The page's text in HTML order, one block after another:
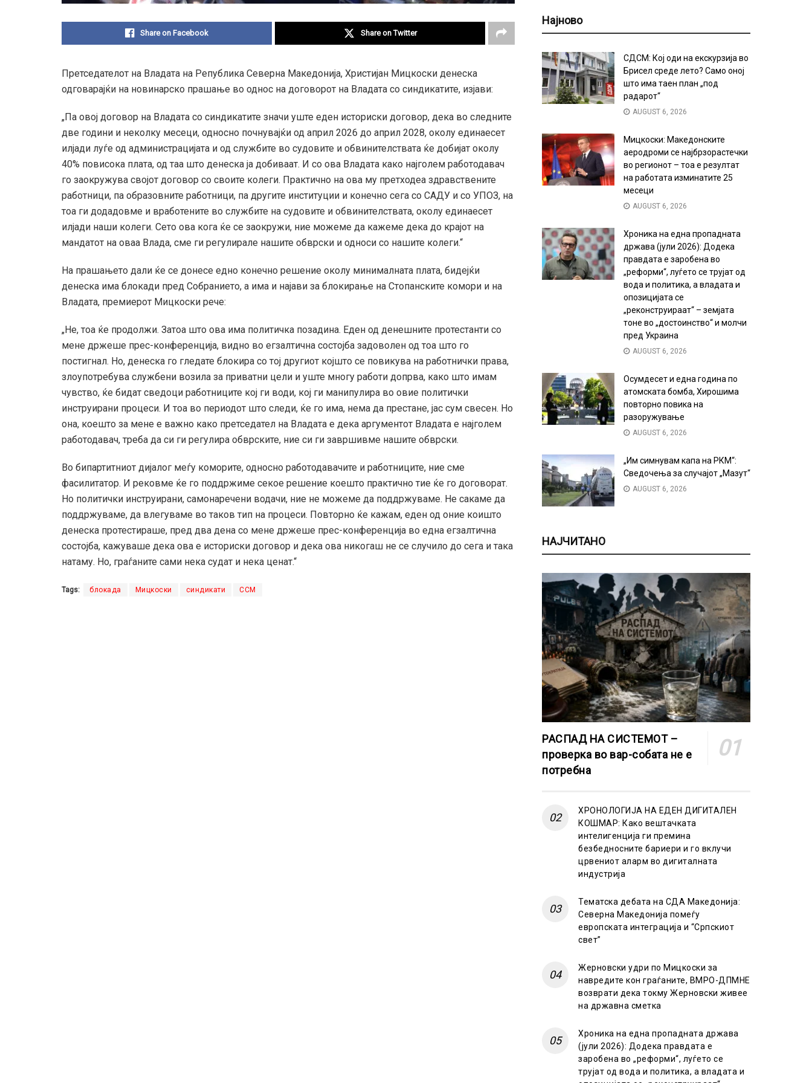
Share on Facebook Share on Twitter
Претседателот на Владата на Република Северна Македонија, Христијан Мицкоски денеска
одговарајќи на новинарско прашање во однос на договорот на Владата со синдикатите, изјави:
„Па овој договор на Владата со синдикатите значи уште еден историски договор, дека во следните
две години и неколку месеци, односно почнувајќи од април 2026 до април 2028, околу единаесет
илјади луѓе од администрацијата и од службите во судовите и обвинителствата ќе добијат околу
40% повисока плата, од таа што денеска ја добиваат. И со ова Владата како најголем работодавач
го заокружува својот договор со своите колеги. Практично на ова му претходеа здравствените
работници, па образовните работници, па другите институции и конечно сега со САДУ и со УПОЗ, на
тоа ги додадовме и вработените во службите на судовите и обвинителствата, околу единаесет
илјади наши колеги. Сето ова кога ќе се заокружи, ние можеме да кажеме дека до крајот на
мандатот на оваа Влада, сме ги регулирале нашите обврски и односи со нашите колеги.“
На прашањето дали ќе се донесе едно конечно решение околу минималната плата, бидејќи
денеска има блокади пред Собранието, а има и најави за блокирање на Стопанските комори и на
Владата, премиерот Мицкоски рече:
„Не, тоа ќе продолжи. Затоа што ова има политичка позадина. Еден од денешните протестанти со
мене држеше прес-конференција, видно во егзалтична состојба задоволен од тоа што го
постигнал. Но, денеска го гледате блокира со тој другиот којшто се повикува на работнички права,
злоупотребува службени возила за приватни цели и уште многу работи допрва, како што имам
чувство, ќе бидат сведоци работниците кој ги води, кој ги манипулира во овие политички
инструирани процеси. И тоа во периодот што следи, ќе го има, нема да престане, јас сум свесен. Но
она, коешто за мене е важно како претседател на Владата е дека аргументот Владата е најголем
работодавач, треба да си ги регулира обврските, ние си ги завршивме нашите обврски.
Во бипартитниот дијалог меѓу коморите, односно работодавачите и работниците, ние сме
фасилитатор. И рековме ќе го поддржиме секое решение коешто практично тие ќе го договорат.
Но политички инструирани, самонаречени водачи, ние не можеме да поддржуваме. Не сакаме да
поддржуваме, да влегуваме во таков тип на процеси. Повторно ќе кажам, еден од оние коишто
денеска протестираше, пред два дена со мене држеше прес-конференција во една егзалтична
состојба, кажуваше дека ова е историски договор и дека ова никогаш не се случило до сега и така
натаму. Но, граѓаните сами нека судат и нека ценат.“
Tags: блокада Мицкоски синдикати ССМ
Најново
СДСМ: Кој оди на екскурзија во
Брисел среде лето? Само оној
што има таен план „под
радарот“
AUGUST 6, 2026
Мицкоски: Македонските
аеродроми се најбрзорастечки
во регионот – тоа е резултат
на работата изминатите 25
месеци
AUGUST 6, 2026
Хроника на една пропадната
држава (јули 2026): Додека
правдата е заробена во
„реформи“, луѓето се трујат од
вода и политика, а владата и
опозицијата се
„реконструираат“ – земјата
тоне во „достоинство“ и молчи
пред Украина
AUGUST 6, 2026
Осумдесет и една година по
атомската бомба, Хирошима
повторно повика на
разоружување
AUGUST 6, 2026
„Им симнувам капа на РКМ“:
Сведочења за случајот „Мазут“
AUGUST 6, 2026
НАЈЧИТАНО
РАСПАД НА СИСТЕМОТ –
проверка во вар-собата не е
потребна
ХРОНОЛОГИЈА НА ЕДЕН ДИГИТАЛЕН
КОШМАР: Како вештачката
интелигенција ги премина
безбедносните бариери и го вклучи
црвениот аларм во дигиталната
индустрија
Тематска дебата на СДА Македонија:
Северна Македонија помеѓу
европската интеграција и “Српскиот
свет”
Жерновски удри по Мицкоски за
навредите кон граѓаните, ВМРО-ДПМНЕ
возврати дека токму Жерновски живее
на државна сметка
Хроника на една пропадната држава
(јули 2026): Додека правдата е
заробена во „реформи“, луѓето се
трујат од вода и политика, а владата и